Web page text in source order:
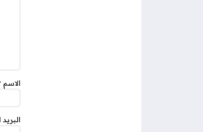
الاسم
البريد